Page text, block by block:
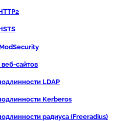
сайтов
LDAP
Kerberos
радиуса (Freeradius)